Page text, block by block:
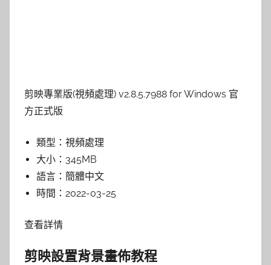
剪映專業版(視頻處理) v2.8.5.7988 for Windows 官
方正式版
類型： 視頻處理
大小： 345MB
語言： 簡體中文
時間： 2022-03-25
查看詳情
剪映設置背景畫佈教程